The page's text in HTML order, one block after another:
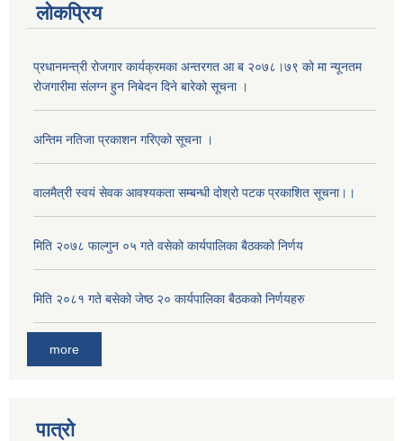
लोकप्रिय
प्रधानमन्त्री रोजगार कार्यक्रमका अन्तरगत आ ब २०७८।७९ को मा न्यूनतम
रोजगारीमा संलग्न हुन निबेदन दिने बारेको सूचना ।
अन्तिम नतिजा प्रकाशन गरिएको सूचना ।
वालमैत्री स्वय‌ं सेवक आवश्यकता सम्बन्धी दोश्रो पटक प्रकाशित सूचना।।
मिति २०७८ फाल्गुन ०५ गते वसेको कार्यपालिका बैठकको निर्णय
मिति २०८१ गते बसेको जेष्ठ २० कार्यपालिका बैठकको निर्णयहरु
more
पात्रो